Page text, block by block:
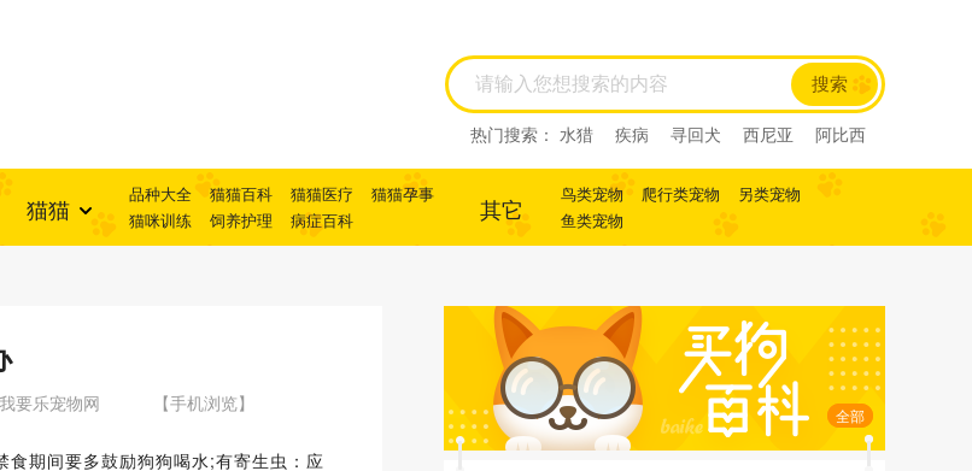
搜索
热门搜索： 水猎 疾病 寻回犬 西尼亚
阿比西
猫猫 品种大全 猫猫百科 猫猫医疗
猫猫孕事
猫咪训练
饲养护理 病症百科 其它 鸟类宠物 爬行类宠物
另类宠物
鱼类宠物
要乐宠物网 【手机浏览】
期间要多鼓励狗狗喝水;有寄生虫：应
全部